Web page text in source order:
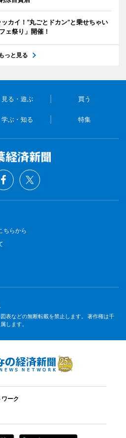
ッカイ！“丸ごとドカン”と乗せちゃい
ェ祭り」開催！
もっと見る
見る・遊ぶ 買う
学ぶ・知る 特集
ちらから
表などの無断転載を禁止します。 著作権は千
します。
ーク